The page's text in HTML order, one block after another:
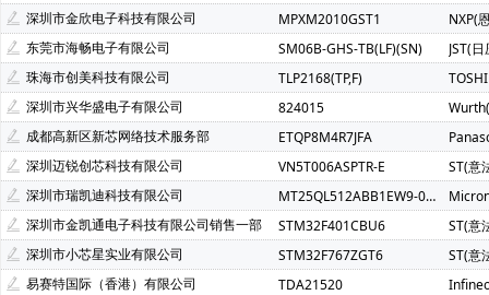
深圳市金欣电子科技有限公司
MPXM2010GST1
NXP(
东莞市海畅电子有限公司
SM06B-GHS-TB(LF)(SN)
JST(
珠海市创美科技有限公司
TLP2168(TP,F)
深圳市兴华盛电子有限公司
824015
成都高新区新芯网络技术服务部
ETQP8M4R7JFA
深圳迈锐创芯科技有限公司
VN5T006ASPTR-E
ST(意
深圳市瑞凯迪科技有限公司
MT25QL512ABB1EW9-0SIT
深圳市金凯通电子科技有限公司销售一部
STM32F401CBU6
ST(意
深圳市小芯星实业有限公司
STM32F767ZGT6
ST(意
易赛特国际（香港）有限公司
TDA21520